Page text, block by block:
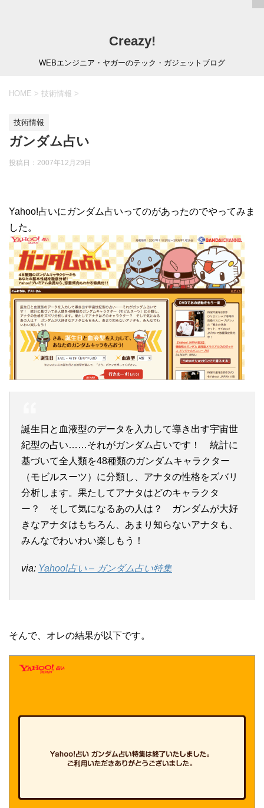
Creazy!
WEBエンジニア・ヤガーのテック・ガジェットブログ
HOME > 技術情報 >
技術情報
ガンダム占い
投稿日： 2007年12月29日
Yahoo!占いにガンダム占いってのがあったのでやってみま
した。
誕生日と血液型のデータを入力して導き出す宇宙世
紀型の占い……それがガンダム占いです！ 統計に
基づいて全人類を48種類のガンダムキャラクター
（モビルスーツ）に分類し、アナタの性格をズバリ
分析します。果たしてアナタはどのキャラクタ
ー？ そして気になるあの人は？ ガンダムが大好
きなアナタはもちろん、あまり知らないアナタも、
みんなでわいわい楽しもう！
via: Yahoo!占い – ガンダム占い特集
そんで、オレの結果が以下です。